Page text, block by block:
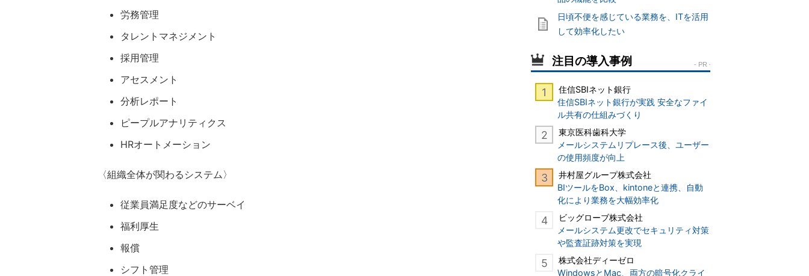
労務管理
タレントマネジメント
採用管理
アセスメント
分析レポート
ピープルアナリティクス
HRオートメーション
〈組織全体が関わるシステム〉
従業員満足度などのサーベイ
福利厚生
報償
シフト管理
日頃不便を感じている業務を、ITを活用
して効率化したい